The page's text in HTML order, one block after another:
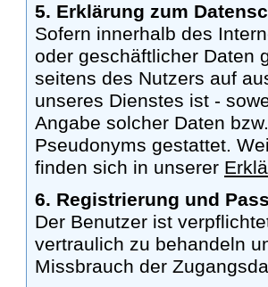
5. Erklärung zum
Sofern innerhalb des
oder geschäftlicher Daten
seitens des Nutzers auf
unseres Dienstes ist -
Angabe solcher Daten
Pseudonyms gestattet.
finden sich in unserer
6. Registrierung und
Der Benutzer ist
vertraulich zu behandeln
Missbrauch der